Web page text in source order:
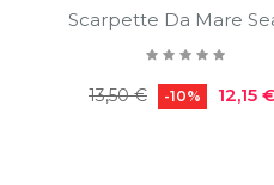
Scarpette Da Mare
Prezzo
13,50 € -10% Prezzo
12,15